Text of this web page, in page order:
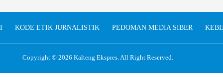
KODE ETIK JURNALISTIK PEDOMAN MEDIA SIBER
Copyright © 2026 Kalteng Ekspres. All Right Reserved.